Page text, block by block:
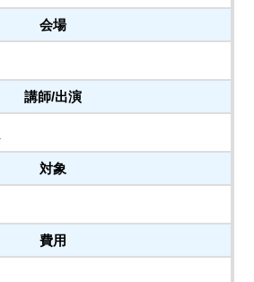
会場
講師/出演
対象
費用